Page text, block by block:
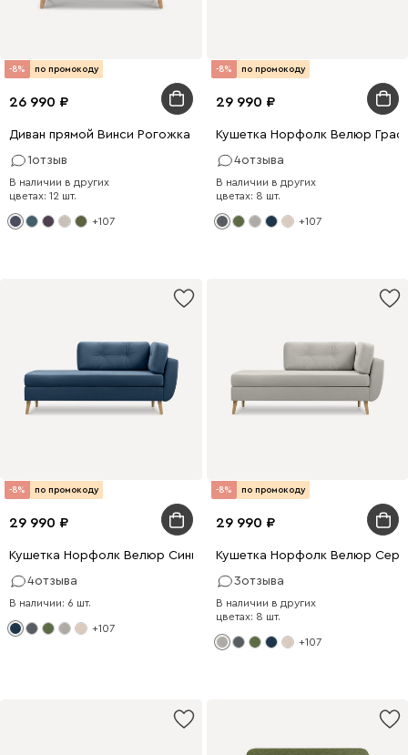
-8% по промокоду
26 990
Диван прямой Винси Рогожка Синий
1отзыв
В наличии в других
цветах: 12 шт.
+107
-8% по промокоду
29 990
Кушетка Норфолк Велюр
4отзыва
В наличии в других
цветах: 8 шт.
+107
-8% по промокоду
29 990
Кушетка Норфолк Велюр Синий
4отзыва
В наличии: 6 шт.
+107
-8% по промокоду
29 990
Кушетка Норфолк Велюр
3отзыва
В наличии в других
цветах: 8 шт.
+107